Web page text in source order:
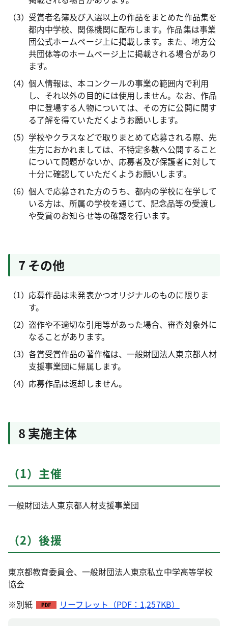
受賞者名簿及び入選以上の作品をまとめた作品集を
都内中学校、関係機関に配布します。作品集は事業
団公式ホームページ上に掲載します。また、地方公
共団体等のホームページ上に掲載される場合があり
ます。
個人情報は、本コンクールの事業の範囲内で利用
し、それ以外の目的には使用しません。なお、作品
中に登場する人物については、その方に公開に関す
る了解を得ていただくようお願いします。
学校やクラスなどで取りまとめて応募される際、先
生方におかれましては、不特定多数へ公開すること
について問題がないか、応募者及び保護者に対して
十分に確認していただくようお願いします。
個人で応募された方のうち、都内の学校に在学して
いる方は、所属の学校を通じて、記念品等の受渡し
や受賞のお知らせ等の確認を行います。
7 その他
応募作品は未発表かつオリジナルのものに限りま
す。
盗作や不適切な引用等があった場合、審査対象外に
なることがあります。
各賞受賞作品の著作権は、一般財団法人東京都人材
支援事業団に帰属します。
応募作品は返却しません。
8 実施主体
（1）主催
一般財団法人東京都人材支援事業団
（2）後援
東京都教育委員会、一般財団法人東京私立中学高等学校
協会
※別紙
リーフレット（PDF：1,257KB）